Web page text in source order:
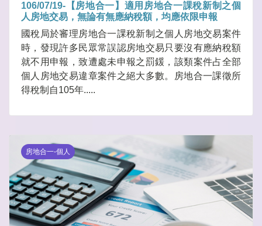
106/07/19-【房地合一】適用房地合一課稅新制之個
人房地交易，無論有無應納稅額，均應依限申報
國稅局於審理房地合一課稅新制之個人房地交易案件
時，發現許多民眾常誤認房地交易只要沒有應納稅額
就不用申報，致遭處未申報之罰鍰，該類案件占全部
個人房地交易違章案件之絕大多數。房地合一課徵所
得稅制自105年.....
房地合一-個人